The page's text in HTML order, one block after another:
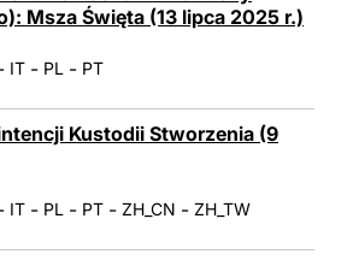
Msza Święta (13 lipca 2025 r.)
IT - PL - PT
Kustodii Stworzenia (9
IT - PL - PT - ZH_CN - ZH_TW